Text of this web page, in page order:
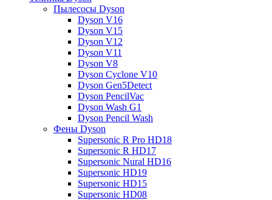
Пылесосы Dyson
Dyson V16
Dyson V15
Dyson V12
Dyson V11
Dyson V8
Dyson Cyclone V10
Dyson Gen5Detect
Dyson PencilVac
Dyson Wash G1
Dyson Pencil Wash
Фены Dyson
Supersonic R Pro HD18
Supersonic R HD17
Supersonic Nural HD16
Supersonic HD19
Supersonic HD15
Supersonic HD08